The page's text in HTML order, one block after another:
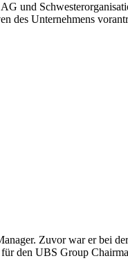
und
des Unternehmens
Zuvor war er bei
den UBS Group